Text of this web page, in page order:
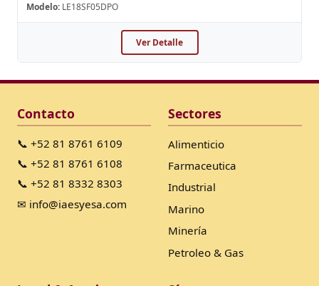
Modelo: LE18SF05DPO
Ver Detalle
Contacto
📞 +52 81 8761 6109
📞 +52 81 8761 6108
📞 +52 81 8332 8303
✉ info@iaesyesa.com
Sectores
Alimenticio
Farmaceutica
Industrial
Marino
Minería
Petroleo & Gas